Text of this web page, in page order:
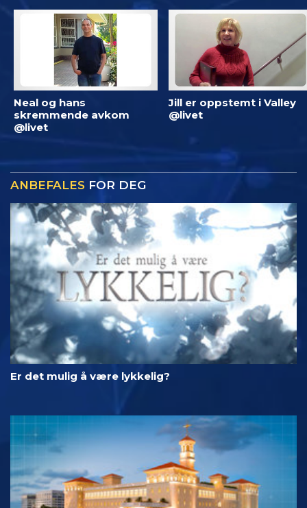
Neal og hans
skremmende avkom
@livet
Jill er oppstemt i Valley
@livet
ANBEFALES FOR DEG
Er det mulig å være lykkelig?